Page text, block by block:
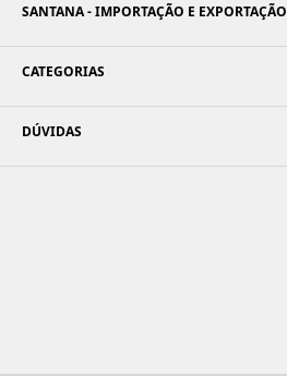
SANTANA - IMPORTAÇÃO E EXPORTAÇÃO
CATEGORIAS
DÚVIDAS